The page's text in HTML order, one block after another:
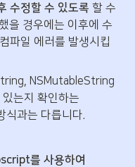
수정할 수 있도록 할 수
을 경우에는 이후에 수
파일 에러를 발생시킵
NSMutableString
는지 확인하는
과는 다릅니다.
를 사용하여